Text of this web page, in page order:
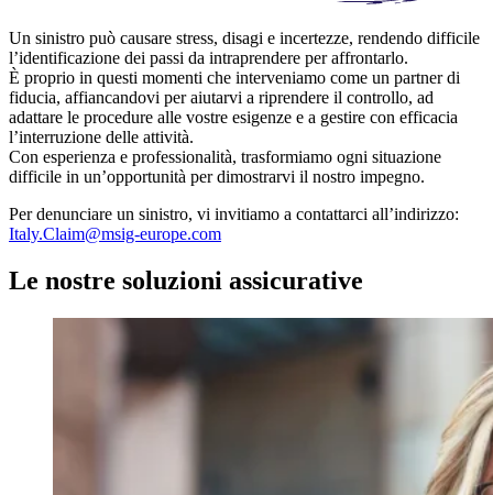
Un sinistro può causare stress, disagi e incertezze, rendendo difficile
l’identificazione dei passi da intraprendere per affrontarlo.
È proprio in questi momenti che interveniamo come un partner di
fiducia, affiancandovi per aiutarvi a riprendere il controllo, ad
adattare le procedure alle vostre esigenze e a gestire con efficacia
l’interruzione delle attività.
Con esperienza e professionalità, trasformiamo ogni situazione
difficile in un’opportunità per dimostrarvi il nostro impegno.
Per denunciare un sinistro, vi invitiamo a contattarci all’indirizzo:
Italy.Claim@msig-europe.com
Le nostre soluzioni assicurative